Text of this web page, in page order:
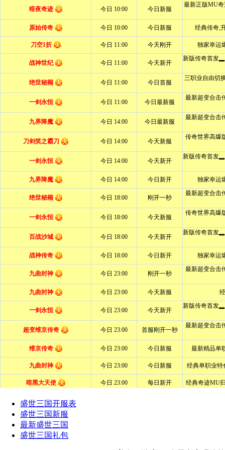
盛世三国开服表
盛世三国新服
最新盛世三国
盛世三国礼包